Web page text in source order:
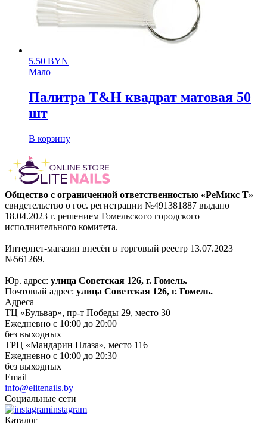
5.50 BYN
Мало
Палитра T&H квадрат матовая 50
шт
В корзину
Общество с ограниченной ответственностью «РеМикс Т»
свидетельство о гос. регистрации №491381887 выдано
18.04.2023 г. решением Гомельского городского
исполнительного комитета.
Интернет-магазин внесён в торговый реестр 13.07.2023
№561269.
Юр. адрес: улица Советская 126, г. Гомель.
Почтовый адрес: улица Советская 126, г. Гомель.
Адреса
ТЦ «Бульвар», пр-т Победы 29, место 30
Ежедневно с 10:00 до 20:00
без выходных
ТРЦ «Мандарин Плаза», место 116
Ежедневно с 10:00 до 20:30
без выходных
Email
info@elitenails.by
Социальные сети
instagram
Каталог